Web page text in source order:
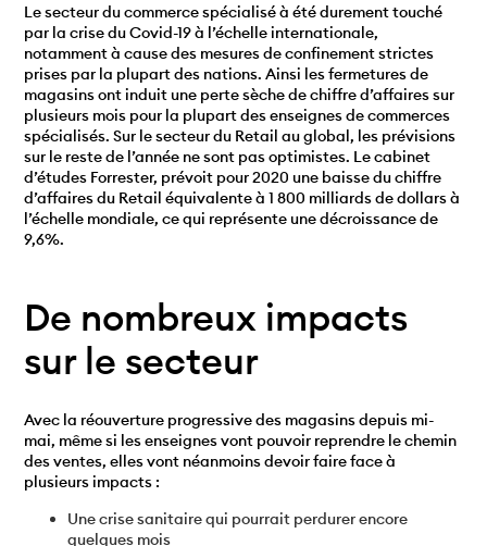
Le secteur du commerce spécialisé à été durement touché
par la crise du Covid-19 à l’échelle internationale,
notamment à cause des mesures de confinement strictes
prises par la plupart des nations. Ainsi les fermetures de
magasins ont induit une perte sèche de chiffre d’affaires sur
plusieurs mois pour la plupart des enseignes de commerces
spécialisés. Sur le secteur du Retail au global, les prévisions
sur le reste de l’année ne sont pas optimistes. Le cabinet
d’études Forrester, prévoit pour 2020 une baisse du chiffre
d’affaires du Retail équivalente à 1 800 milliards de dollars à
l’échelle mondiale, ce qui représente une décroissance de
9,6%.
De nombreux impacts
sur le secteur
Avec la réouverture progressive des magasins depuis mi-
mai, même si les enseignes vont pouvoir reprendre le chemin
des ventes, elles vont néanmoins devoir faire face à
plusieurs impacts :
Une crise sanitaire qui pourrait perdurer encore
quelques mois